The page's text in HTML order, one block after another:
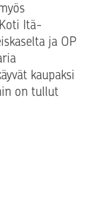
Itä-
ja OP
kaupaksi
on tullut